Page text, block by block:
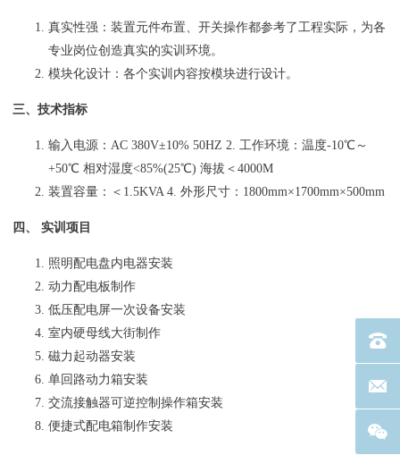
真实性强：装置元件布置、开关操作都参考了工程实际，为各
专业岗位创造真实的实训环境。
模块化设计：各个实训内容按模块进行设计。
三、技术指标
输入电源：AC 380V±10% 50HZ 2. 工作环境：温度-10℃～
+50℃ 相对湿度<85%(25℃) 海拔＜4000M
装置容量：＜1.5KVA 4. 外形尺寸：1800mm×1700mm×500mm
四、 实训项目
照明配电盘内电器安装
动力配电板制作
低压配电屏一次设备安装
室内硬母线大街制作
磁力起动器安装
单回路动力箱安装
交流接触器可逆控制操作箱安装
便捷式配电箱制作安装
电话
联系